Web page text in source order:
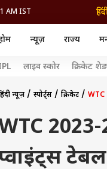
AM IST
न्यूज़ राज्य
उत्तर प्रदेश और उत्तराखंड
हरियाणा
महाराष्ट्र
गुजरात
मध्य प्रदेश
झारखंड
लाइव स्कोर क्रिकेट
न्यूज़ स्पोर्ट्स क्रिकेट WTC